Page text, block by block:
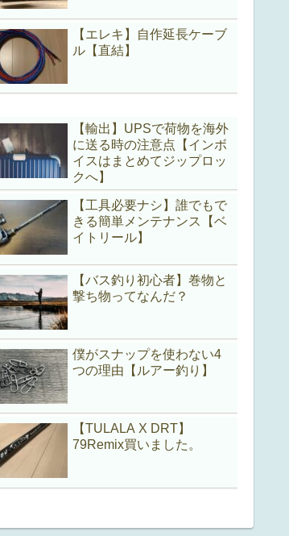
【エレキ】自作延長ケーブ
ル【直結】
【輸出】UPSで荷物を海外
に送る時の注意点【インボ
イスはまとめてジップロッ
クへ】
【工具必要ナシ】誰でもで
きる簡単メンテナンス【ベ
イトリール】
【バス釣り初心者】巻物と
撃ち物ってなんだ？
僕がスナップを使わない4
つの理由【ルアー釣り】
【TULALA X DRT】
79Remix買いました。